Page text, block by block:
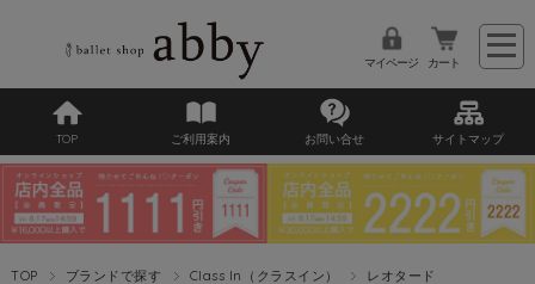
マイページ カート
TOP ご利用案内 お問い合せ サイトマップ
TOP ブランドで探す Class In（クラスイン） レオタード